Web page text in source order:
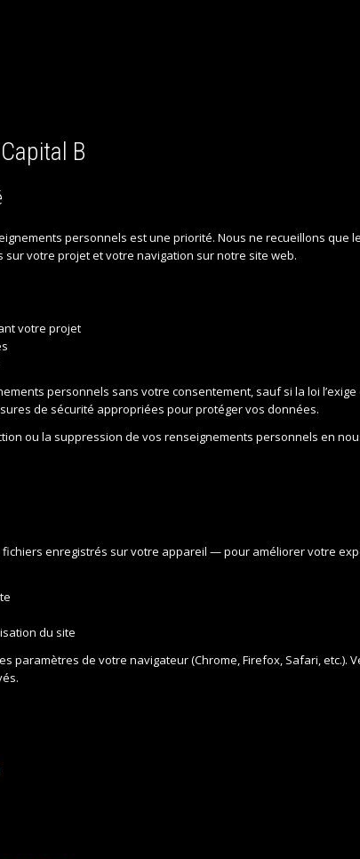
B
personnels est une priorité. Nous ne recueillons
votre projet et votre navigation sur notre site web.
votre projet
personnels sans votre consentement, sauf si la loi
de sécurité appropriées pour protéger vos données.
ou la suppression de vos renseignements personnels en
enregistrés sur votre appareil — pour améliorer votre
du site
paramètres de votre navigateur (Chrome, Firefox, Safari,